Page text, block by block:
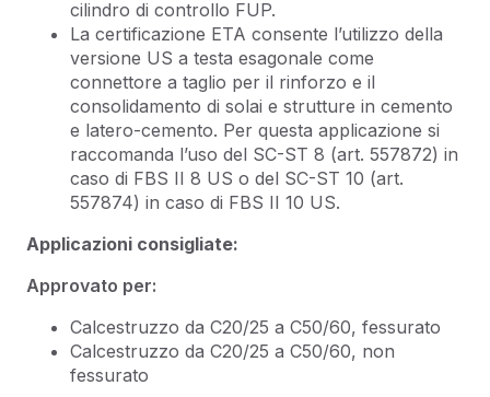
cilindro di controllo FUP.
La certificazione ETA consente l’utilizzo della
versione US a testa esagonale come
connettore a taglio per il rinforzo e il
consolidamento di solai e strutture in cemento
e latero-cemento. Per questa applicazione si
raccomanda l’uso del SC-ST 8 (art. 557872) in
caso di FBS II 8 US o del SC-ST 10 (art.
557874) in caso di FBS II 10 US.
Applicazioni consigliate:
Approvato per:
Calcestruzzo da C20/25 a C50/60, fessurato
Calcestruzzo da C20/25 a C50/60, non
fessurato